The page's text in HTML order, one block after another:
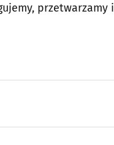
przetwarzamy i